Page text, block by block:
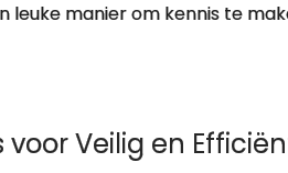
leuke manier om kennis te
voor Veilig en